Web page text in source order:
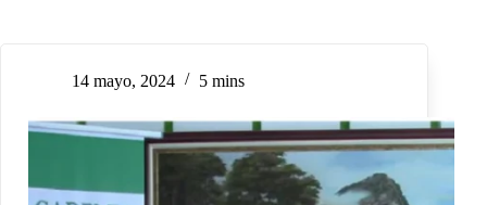
14 mayo, 2024 5 mins